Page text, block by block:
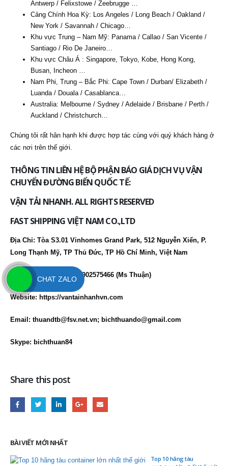
Antwerp / Felixstowe / Zeebrugge …
Cảng Chính Hoa Kỳ: Los Angeles / Long Beach / Oakland /
New York / Savannah / Chicago…
Khu vực Trung – Nam Mỹ: Panama / Callao / San Vicente /
Santiago / Rio De Janeiro…
Khu vực Châu Á : Singapore, Tokyo, Kobe, Hong Kong,
Busan, Incheon …
Nam Phi, Trung – Bắc Phi: Cape Town / Durban/ Elizabeth /
Luanda / Douala / Casablanca…
Australia: Melbourne / Sydney / Adelaide / Brisbane / Perth /
Auckland / Christchurch…
Chúng tôi rất hân hạnh khi được hợp tác cùng với quý khách hàng ở
các nơi trên thế giới.
THÔNG TIN LIÊN HỆ BỘ PHẬN BÁO GIÁ DỊCH VỤ VẬN
CHUYỂN ĐƯỜNG BIỂN QUỐC TẾ:
VẬN TẢI NHANH. ALL RIGHTS RESERVED
FAST SHIPPING VIỆT NAM CO.,LTD
Địa Chỉ: Tòa S3.01 Vinhomes Grand Park, 512 Nguyễn Xiển, P.
Long Thạnh Mỹ, TP Thủ Đức, TP Hồ Chí Minh, Việt Nam
Hotline: 0902457466 / 0902575466 (Ms Thuận)
Website: https://vantainhanhvn.com
Email: thuandtb@fsv.net.vn; bichthuando@gmail.com
Skype: bichthuan84
Share this post
BÀI VIẾT MỚI NHẤT
Top 10 hãng tàu
CHAT ZALO